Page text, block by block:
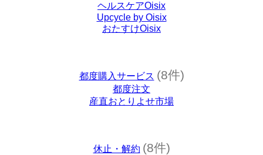
ヘルスケアOisix
Upcycle by Oisix
おたすけOisix
都度購入サービス (8件)
都度注文
産直おとりよせ市場
休止・解約 (8件)